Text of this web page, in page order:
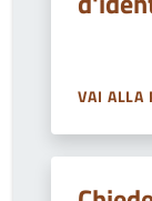
VAI ALLA